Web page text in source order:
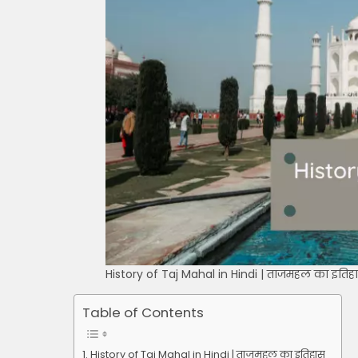
History of Taj Mahal in Hindi | ताजमहल का
Table of Contents
History of Taj Mahal in Hindi | ताजमहल का इतिहास